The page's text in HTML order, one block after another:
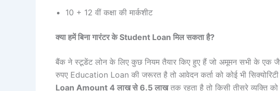
10 + 12 वीं कक्षा की मार्कशीट
क्या हमें बिना गारंटर के Student Loan मिल सकता है?
बैंक ने स्टूडेंट लोन के लिए कुछ नियम तैयार किए हुए हैं जो अमूमन सभी के एक
रुपए Education Loan की जरूरत है तो आवेदन कर्ता को कोई भी
Loan Amount 4 लाख से 6.5 लाखतक रहता है तो किसी तीसरे व्यक्ति